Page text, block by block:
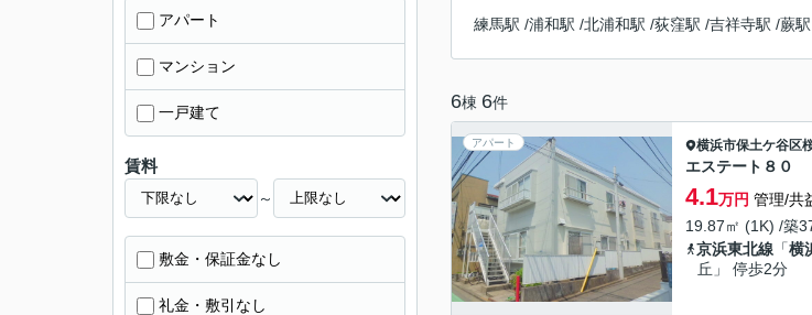
練馬駅 /浦和駅 /北浦和駅 /荻窪駅 /吉祥寺駅 /蕨駅
6棟 6件
アパート 横浜市保土ケ谷区
エステート８０
4.1万円 管理/共
19.87㎡ (1K) /築
京浜東北線 「横
丘」 停歩2分
アパート
マンション
一戸建て
賃料
～
敷金・保証金なし
礼金・敷引なし